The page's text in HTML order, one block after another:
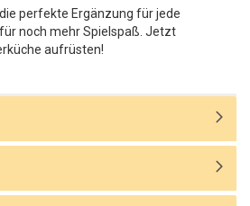
perfekte Ergänzung für jede
noch mehr Spielspaß. Jetzt
aufrüsten!